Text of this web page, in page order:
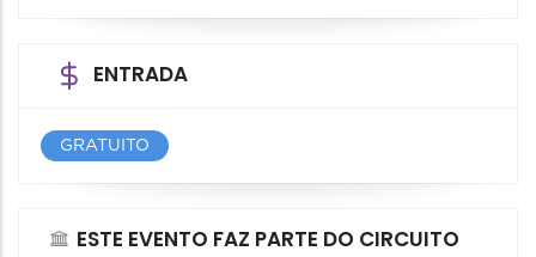
ENTRADA
GRATUITO
ESTE EVENTO FAZ PARTE DO CIRCUITO